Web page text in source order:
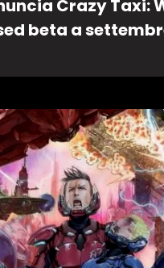
Crazy Taxi:
beta a